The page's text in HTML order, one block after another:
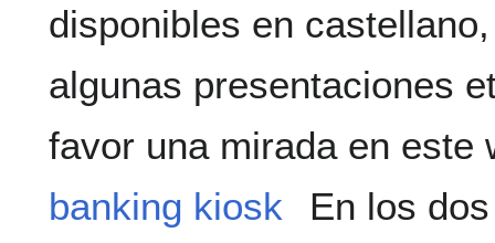
disponibles en
algunas presentaciones
favor una mirada en este
banking kiosk
En los